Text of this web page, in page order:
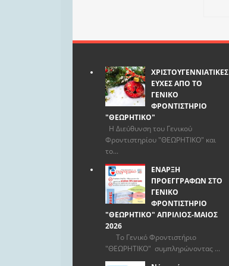
ΧΡΙΣΤΟΥΓΕΝΝΙΑΤΙΚΕΣ
ΕΥΧΕΣ ΑΠΟ ΤΟ
ΓΕΝΙΚΟ
ΦΡΟΝΤΙΣΤΗΡΙΟ
"ΘΕΩΡΗΤΙΚΟ"
Η Διεύθυνση του Γενικού
Φροντιστηρίου "ΘΕΩΡΗΤΙΚΟ" και
το...
ΕΝΑΡΞΗ
ΠΡΟΕΓΓΡΑΦΩΝ ΣΤΟ
ΓΕΝΙΚΟ
ΦΡΟΝΤΙΣΤΗΡΙΟ
"ΘΕΩΡΗΤΙΚΟ" ΑΠΡΙΛΙΟΣ-ΜΑΙΟΣ
2026
Το Γενικό Φροντιστήριο
"ΘΕΩΡΗΤΙΚΟ" συμπληρώνοντας ...